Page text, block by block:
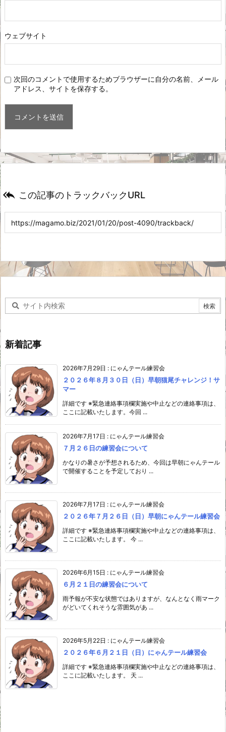
ウェブサイト
次回のコメントで使用するためブラウザーに自分の名前、メール
アドレス、サイトを保存する。
 この記事のトラックバックURL
新着記事
2026年7月29日 : にゃんテール練習会
２０２６年８月３０日（日）早朝猫尾チャレンジ！サ
マー
詳細です ※緊急連絡事項欄実施や中止などの連絡事項は、
ここに記載いたします。今回 ...
2026年7月17日 : にゃんテール練習会
７月２６日の練習会について
かなりの暑さが予想されるため、今回は早朝にゃんテール
で開催することを予定しており ...
2026年7月17日 : にゃんテール練習会
２０２６年７月２６日（日）早朝にゃんテール練習会
詳細です ※緊急連絡事項欄実施や中止などの連絡事項は、
ここに記載いたします。 今 ...
2026年6月15日 : にゃんテール練習会
６月２１日の練習会について
雨予報が不安な状態ではありますが、なんとなく雨マーク
がどいてくれそうな雰囲気があ ...
2026年5月22日 : にゃんテール練習会
２０２６年６月２１日（日）にゃんテール練習会
詳細です ※緊急連絡事項欄実施や中止などの連絡事項は、
ここに記載いたします。 天 ...